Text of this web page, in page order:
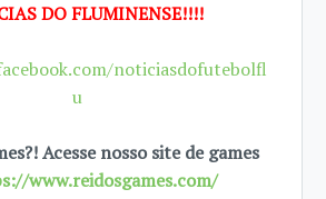
DO FLUMINENSE!!!!
noticiasdofutebolfl
u
Acesse nosso site de games
www.reidosgames.com/